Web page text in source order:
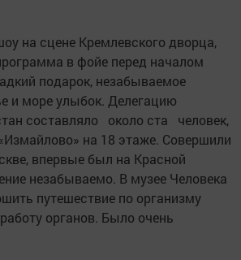
на сцене Кремлевского дворца,
в фойе перед началом
подарок, незабываемое
и море улыбок. Делегацию
составляло около ста человек,
на 18 этаже. Совершили
впервые был на Красной
незабываемо. В музее Человека
путешествие по организму
органов. Было очень